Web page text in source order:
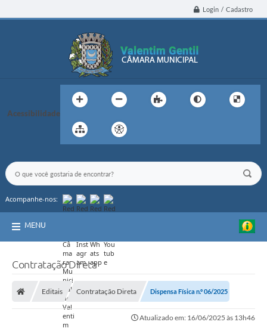
Login / Cadastro
Acessibilidade
Acompanhe-nos:
MENU
Contratação Direta
Editais Contratação Direta Dispensa Física n.º 06/2025
Atualizado em: 16/06/2025 às 13h46